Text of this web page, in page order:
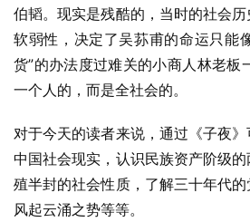
伯韬。现实是残酷的，当时的社会
软弱性，决定了吴荪甫的命运只能
货”的办法度过难关的小商人林老板
一个人的，而是全社会的。
对于今天的读者来说，通过《子夜
中国社会现实，认识民族资产阶级
殖半封的社会性质，了解三十年代
风起云涌之势等等。